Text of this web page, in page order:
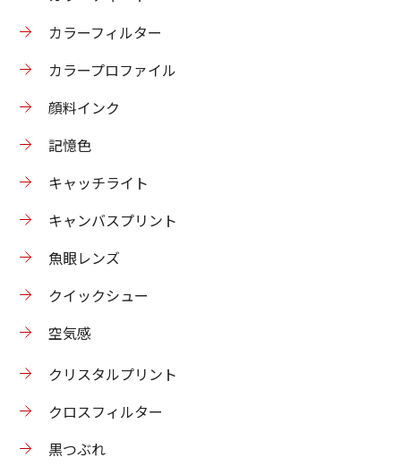
カラーフィルター
カラープロファイル
顔料インク
記憶色
キャッチライト
キャンバスプリント
魚眼レンズ
クイックシュー
空気感
クリスタルプリント
クロスフィルター
黒つぶれ